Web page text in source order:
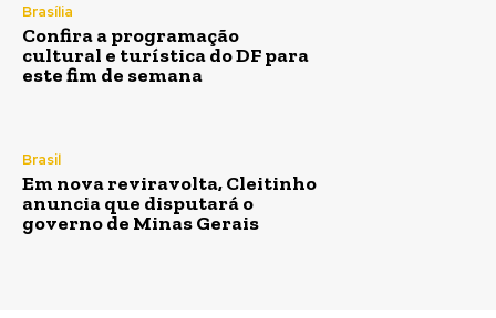
Brasília
Confira a programação
cultural e turística do DF para
este fim de semana
Brasil
Em nova reviravolta, Cleitinho
anuncia que disputará o
governo de Minas Gerais